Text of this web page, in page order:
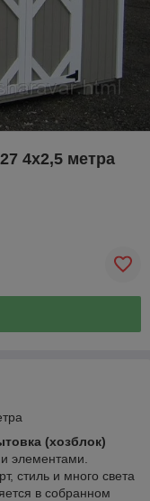
4х2,5 метра
(хозблок)
элементами.
стиль и много света
в собранном